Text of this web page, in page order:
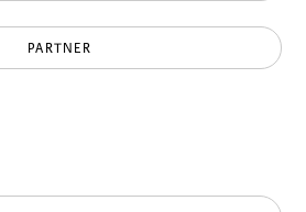
PARTNER